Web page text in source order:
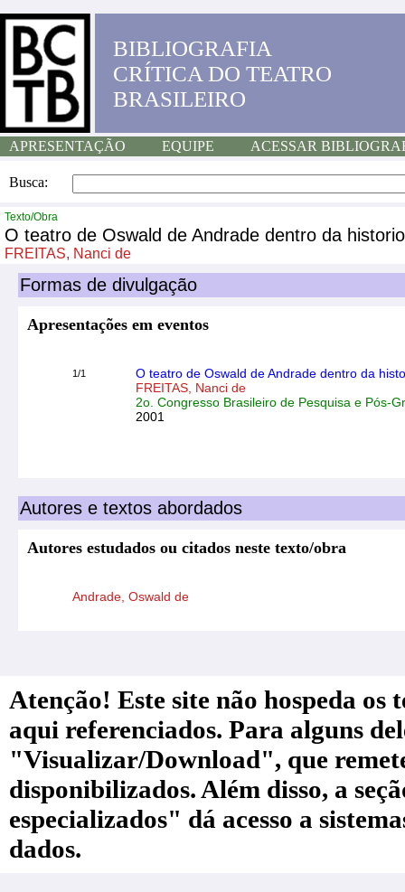
BIBLIOGRAFIA
CRÍTICA DO TEATRO
BRASILEIRO
APRESENTAÇÃO EQUIPE ACESSAR
Busca:
Texto/Obra
O teatro de Oswald de Andrade dentro da
FREITAS, Nanci de
Formas de divulgação
Apresentações em eventos
1/1
O teatro de Oswald de Andrade dentro da
FREITAS, Nanci de
2o. Congresso Brasileiro de Pesquisa e Pós-
2001
Autores e textos abordados
Autores estudados ou citados neste texto/obra
Andrade, Oswald de
Atenção! Este site não hospeda
aqui referenciados. Para alguns
"Visualizar/Download", que
disponibilizados. Além disso, a
especializados" dá acesso a
dados.